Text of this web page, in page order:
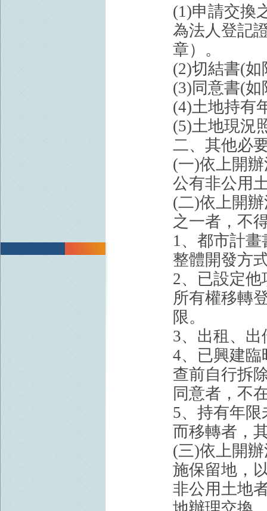
(1)申請交換
為法人登記
章）。
(2)切結書(如
(3)同意書(如
(4)土地持有
(5)土地現況
二、其他必
(一)依上開
公有非公用
(二)依上開
之一者，不
1、都市計
整體開發方
2、已設定
所有權移轉
限。
3、出租、
4、已興建
查前自行拆
同意者，不
5、持有年
而移轉者，
(三)依上開
施保留地，
非公用土地